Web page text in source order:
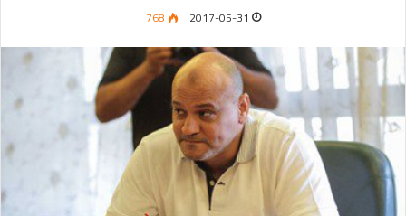
2017-05-31
768